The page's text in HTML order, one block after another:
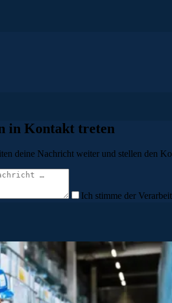
in Kontakt treten
deine Nachricht weiter und stellen den
Ich stimme der